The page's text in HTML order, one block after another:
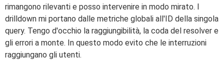
rimangono rilevanti e posso intervenire in modo mirato. I
drilldown mi portano dalle metriche globali all'ID della singola
query. Tengo d'occhio la raggiungibilità, la coda del resolver e
gli errori a monte. In questo modo evito che le interruzioni
raggiungano gli utenti.